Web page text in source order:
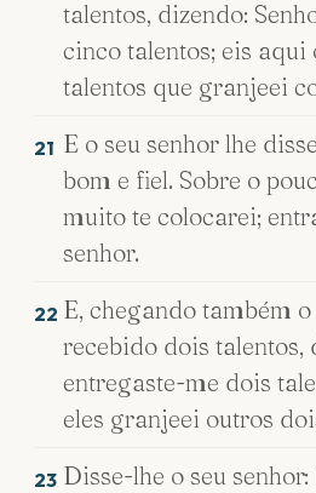
talentos, dizendo:
cinco talentos; eis aqui
talentos que granjeei
21 E o seu senhor lhe
bom e fiel. Sobre o
muito te colocarei;
senhor.
22 E, chegando também
recebido dois talentos,
entregaste-me dois
eles granjeei outros
23 Disse-lhe o seu